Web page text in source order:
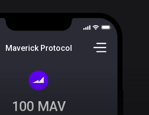
Maverick Protocol
100 MAV